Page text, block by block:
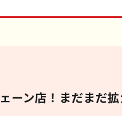
ーン店！まだまだ